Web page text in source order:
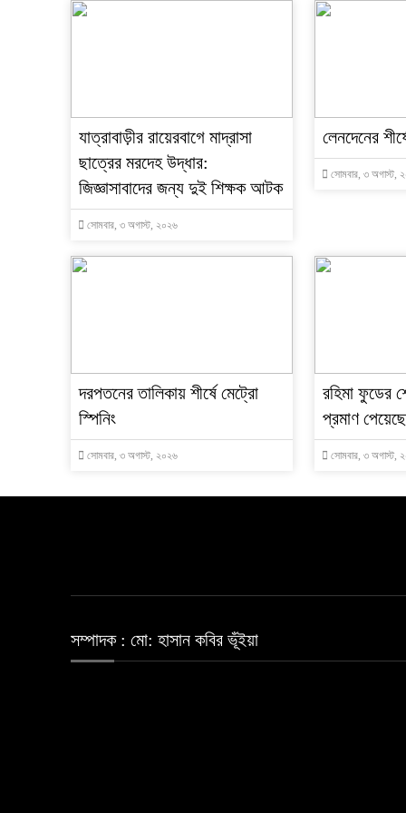
যাত্রাবাড়ীর রায়েরবাগে মাদ্রাসা
ছাত্রের মরদেহ উদ্ধার:
জিজ্ঞাসাবাদের জন্য দুই শিক্ষক আটক
সোমবার, ৩ অগাস্ট, ২০২৬
লেনদেনের
সোমবার, ৩ অগাস্ট,
দরপতনের তালিকায় শীর্ষে মেট্রো
স্পিনিং
সোমবার, ৩ অগাস্ট, ২০২৬
রহিমা ফুডের
প্রমাণ
সোমবার, ৩ অগাস্ট,
সম্পাদক : মো: হাসান কবির ভূঁইয়া